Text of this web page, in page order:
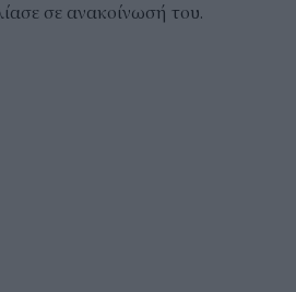
σε ανακοίνωσή του.